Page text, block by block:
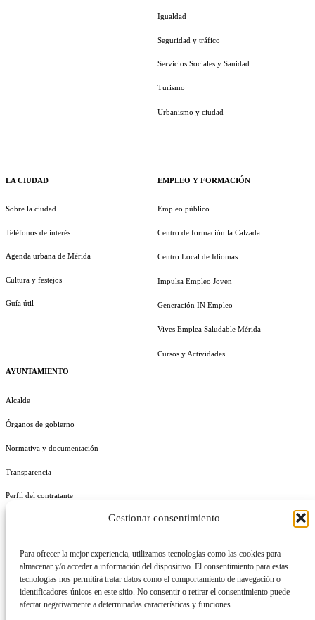
Gestionar consentimiento
Para ofrecer la mejor experiencia, utilizamos tecnologías como las cookies para
almacenar y/o acceder a información del dispositivo. El consentimiento para estas
tecnologías nos permitirá tratar datos como el comportamiento de navegación o
identificadores únicos en este sitio. No consentir o retirar el consentimiento puede
afectar negativamente a determinadas características y funciones.
LA CIUDAD
Sobre la ciudad
Teléfonos de interés
Agenda urbana de Mérida
Cultura y festejos
Guía útil
AYUNTAMIENTO
Alcalde
Órganos de gobierno
Normativa y documentación
Transparencia
Perfil del contratante
Igualdad
Seguridad y tráfico
Servicios Sociales y Sanidad
Turismo
Urbanismo y ciudad
EMPLEO Y FORMACIÓN
Empleo público
Centro de formación la Calzada
Centro Local de Idiomas
Impulsa Empleo Joven
Generación IN Empleo
Vives Emplea Saludable Mérida
Cursos y Actividades